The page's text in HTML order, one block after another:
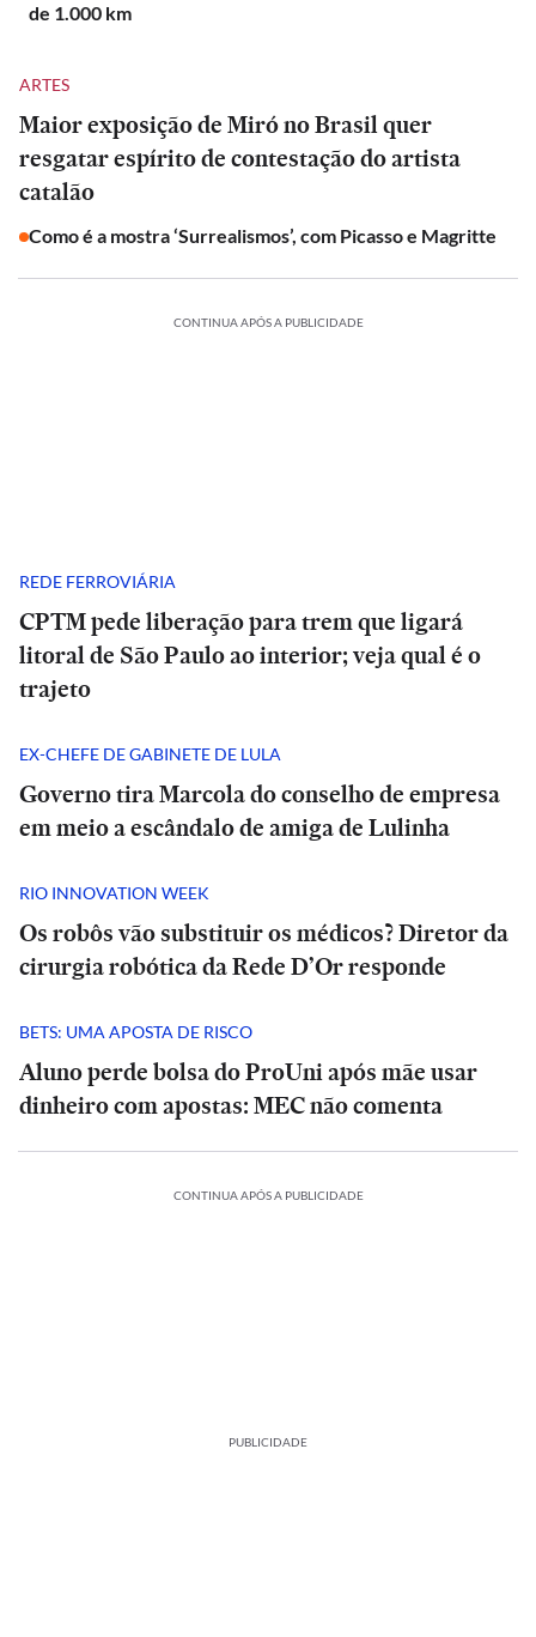
de 1.000 km
ARTES
Maior exposição de Miró no Brasil quer
resgatar espírito de contestação do artista
catalão
Como é a mostra ‘Surrealismos’, com Picasso e Magritte
CONTINUA APÓS A PUBLICIDADE
REDE FERROVIÁRIA
CPTM pede liberação para trem que ligará
litoral de São Paulo ao interior; veja qual é o
trajeto
EX-CHEFE DE GABINETE DE LULA
Governo tira Marcola do conselho de empresa
em meio a escândalo de amiga de Lulinha
RIO INNOVATION WEEK
Os robôs vão substituir os médicos? Diretor da
cirurgia robótica da Rede D’Or responde
BETS: UMA APOSTA DE RISCO
Aluno perde bolsa do ProUni após mãe usar
dinheiro com apostas: MEC não comenta
CONTINUA APÓS A PUBLICIDADE
PUBLICIDADE